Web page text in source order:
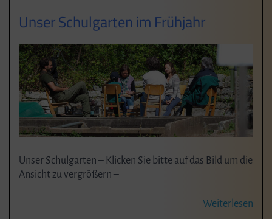
Unser Schulgarten im Frühjahr
Unser Schulgarten – Klicken Sie bitte auf das Bild um die
Ansicht zu vergrößern –
Weiterlesen